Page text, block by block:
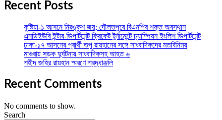
Recent Posts
কুষ্টিয়া-১ আসনে নিরঙ্কুশ জয়; দৌলতপুরে বিএনপির শক্ত অবস্থান
এনডিইউবি ইন্টার-ডিপার্টমেন্ট ক্রিকেট টুর্নামেন্টে চ্যাম্পিয়ন ইংলিশ ডিপার্টমেন্ট
ঢাকা-১৭ আসনের প্রার্থী তপু রায়হানের সঙ্গে সাংবাদিকদের মতবিনিময়
মাগুরায় সড়ক দুর্ঘটনায় সাংবাদিকসহ আহত ৬
শহীদ জহির রায়হান স্মরণে শ্রদ্ধাঞ্জলি
Recent Comments
No comments to show.
Search